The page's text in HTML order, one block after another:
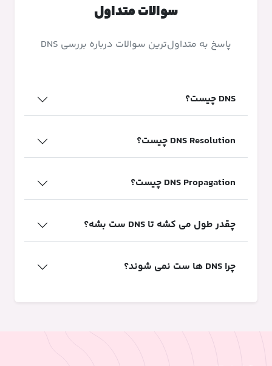
سوالات متداول
پاسخ به متداول‌ترین سوالات درباره بررسی DNS
DNS چیست؟
DNS Resolution چیست؟
DNS Propagation چیست؟
چقدر طول می کشه تا DNS ست بشه؟
چرا DNS ها ست نمی شوند؟